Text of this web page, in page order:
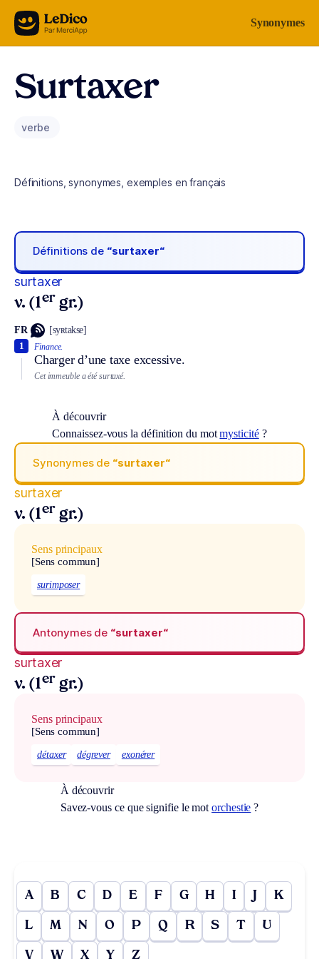
Aller au contenu Synonymes
Surtaxer
verbe
Définitions, synonymes, exemples en français
Définitions de “surtaxer“
surtaxer
v. (1er gr.)
FR [syʀtakse]
Finance.
Charger d’une taxe excessive.
1
Cet immeuble a été surtaxé.
À découvrir
Connaissez-vous la définition du motmysticité?
Synonymes de “surtaxer“
surtaxer
v. (1er gr.)
Sens principaux
[Sens commun]
surimposer
Antonymes de “surtaxer“
surtaxer
v. (1er gr.)
Sens principaux
[Sens commun]
détaxer dégrever exonérer
À découvrir
Savez-vous ce que signifie le motorchestie ?
A B C D E F G H I J K
L M N O P Q R S T U
V W X Y Z